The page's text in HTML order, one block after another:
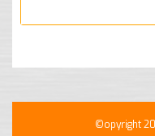
©opyright